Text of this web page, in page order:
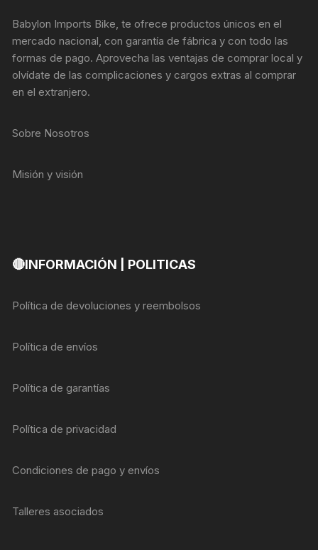
Babylon Imports Bike, te ofrece productos únicos en el
mercado nacional, con garantía de fábrica y con todo las
formas de pago. Aprovecha las ventajas de comprar local y
olvídate de las complicaciones y cargos extras al comprar
en el extranjero.
Sobre Nosotros
Misión y visión
🔴INFORMACIÓN | POLITICAS
Política de devoluciones y reembolsos
Política de envíos
Política de garantías
Política de privacidad
Condiciones de pago y envíos
Talleres asociados